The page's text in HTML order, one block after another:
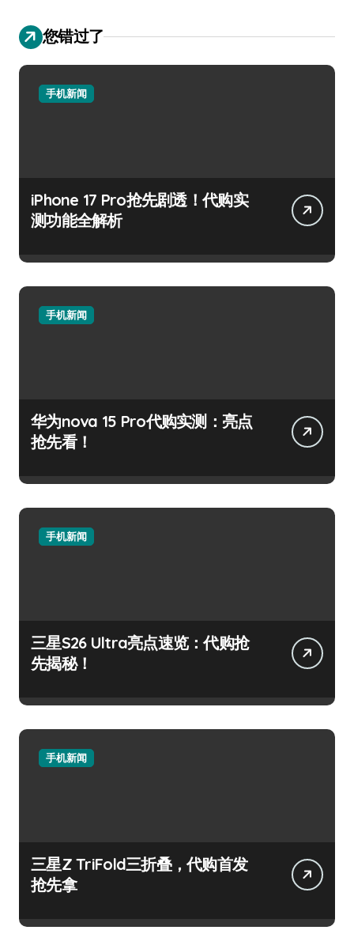
您错过了
手机新闻
iPhone 17 Pro抢先剧透！代购实
测功能全解析
手机新闻
华为nova 15 Pro代购实测：亮点
抢先看！
手机新闻
三星S26 Ultra亮点速览：代购抢
先揭秘！
手机新闻
三星Z TriFold三折叠，代购首发
抢先拿